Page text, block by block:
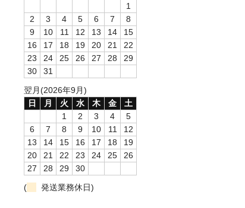
1
2
3 4 5 6 7
8
9
10 11 12 13 14
15
16
17 18 19 20 21
22
23
24 25 26 27 28
29
30
31
翌月(2026年9月)
日
月 火 水 木 金
土
1
2 3 4
5
6
7 8 9 10 11
12
13
14 15 16 17 18
19
20
21 22 23 24 25
26
27
28 29
30
(
発送業務休日)